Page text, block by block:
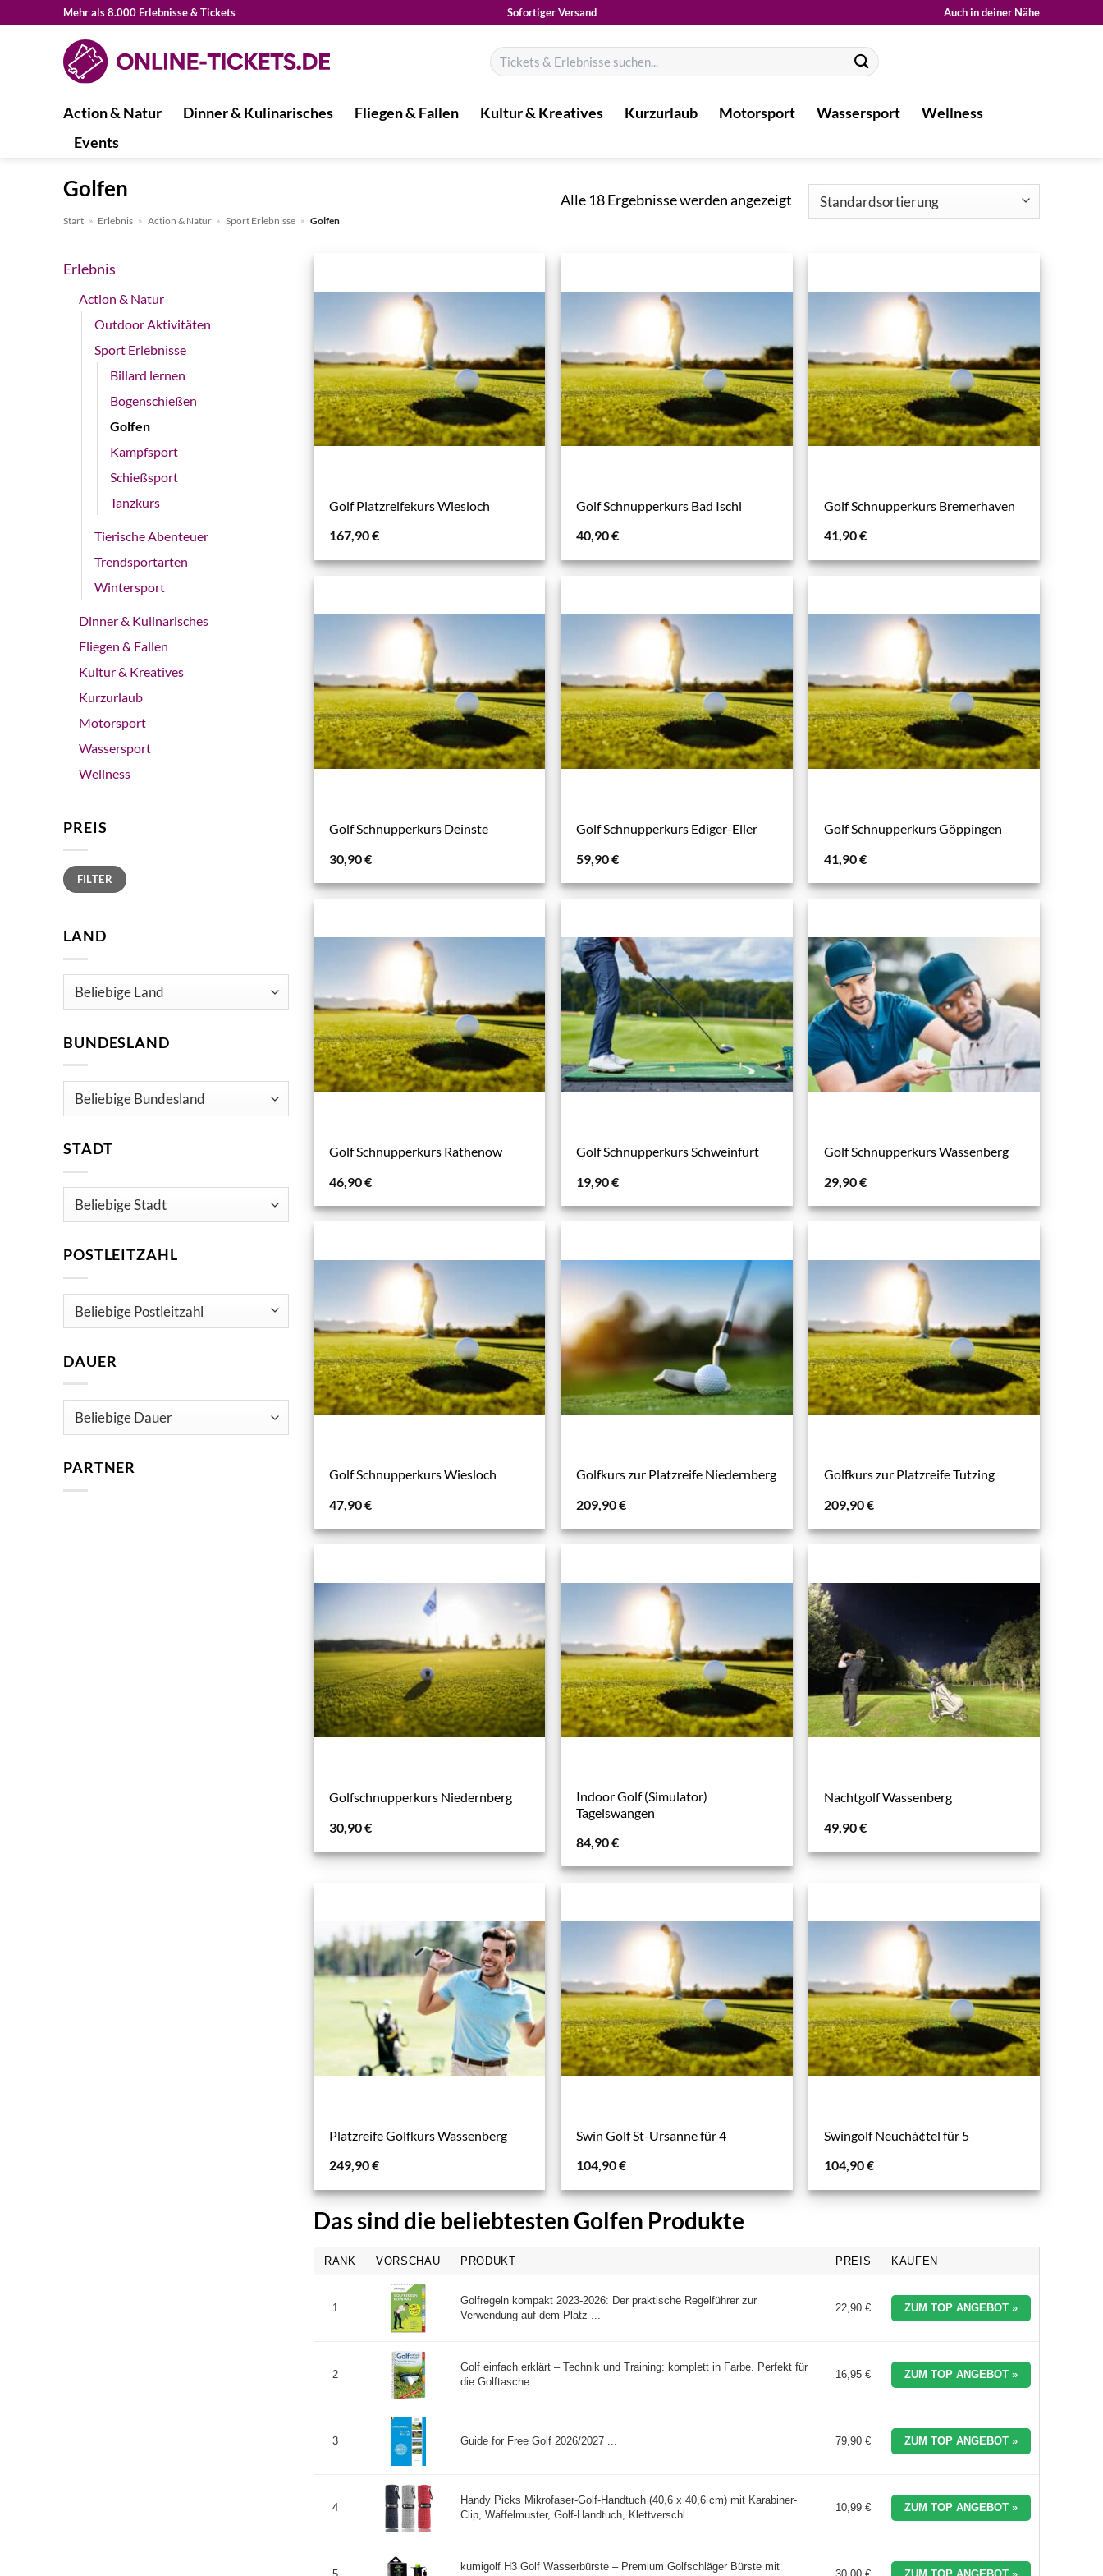
Mehr als 8.000 Erlebnisse & Tickets Sofortiger Versand Auch in deiner Nähe
Suchen
nach:
Action & Natur Dinner & Kulinarisches Fliegen & Fallen Kultur & Kreatives Kurzurlaub Motorsport Wassersport
Wellness
Events
Golfen
Start » Erlebnis » Action & Natur » Sport Erlebnisse » Golfen
Alle 18 Ergebnisse werden angezeigt
Erlebnis
Action & Natur
Outdoor Aktivitäten
Sport Erlebnisse
Billard lernen
Bogenschießen
Golfen
Kampfsport
Schießsport
Tanzkurs
Tierische Abenteuer
Trendsportarten
Wintersport
Dinner & Kulinarisches
Fliegen & Fallen
Kultur & Kreatives
Kurzurlaub
Motorsport
Wassersport
Wellness
PREIS
Min.
Preis
Max.
PreisFILTER
LAND
BUNDESLAND
STADT
POSTLEITZAHL
DAUER
PARTNER
Golf Platzreifekurs Wiesloch
167,90€
Golf Schnupperkurs Bad Ischl
40,90€
Golf Schnupperkurs Bremerhaven
41,90€
Golf Schnupperkurs Deinste
30,90€
Golf Schnupperkurs Ediger-Eller
59,90€
Golf Schnupperkurs Göppingen
41,90€
Golf Schnupperkurs Rathenow
46,90€
Golf Schnupperkurs Schweinfurt
19,90€
Golf Schnupperkurs Wassenberg
29,90€
Golf Schnupperkurs Wiesloch
47,90€
Golfkurs zur Platzreife Niedernberg
209,90€
Golfkurs zur Platzreife Tutzing
209,90€
Golfschnupperkurs Niedernberg
30,90€
Indoor Golf (Simulator)
Tagelswangen
84,90€
Nachtgolf Wassenberg
49,90€
Platzreife Golfkurs Wassenberg
249,90€
Swin Golf St-Ursanne für 4
104,90€
Swingolf Neuchà¢tel für 5
104,90€
Das sind die beliebtesten Golfen Produkte
RANK VORSCHAU PRODUKT PREIS KAUFEN
1
Golfregeln kompakt 2023-2026: Der praktische Regelführer zur
Verwendung auf dem Platz ...
22,90 € ZUM TOP ANGEBOT »
2
Golf einfach erklärt – Technik und Training: komplett in Farbe. Perfekt für
die Golftasche ...
16,95 € ZUM TOP ANGEBOT »
3 Guide for Free Golf 2026/2027 ... 79,90 € ZUM TOP ANGEBOT »
4
Handy Picks Mikrofaser-Golf-Handtuch (40,6 x 40,6 cm) mit Karabiner-
Clip, Waffelmuster, Golf-Handtuch, Klettverschl ...
10,99 € ZUM TOP ANGEBOT »
kumigolf H3 Golf Wasserbürste – Premium Golfschläger Bürste mit